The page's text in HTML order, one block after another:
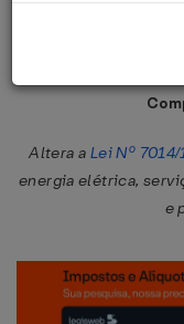
Lei Nº
Altera a Lei Nº 7014/
energia elétrica,
e